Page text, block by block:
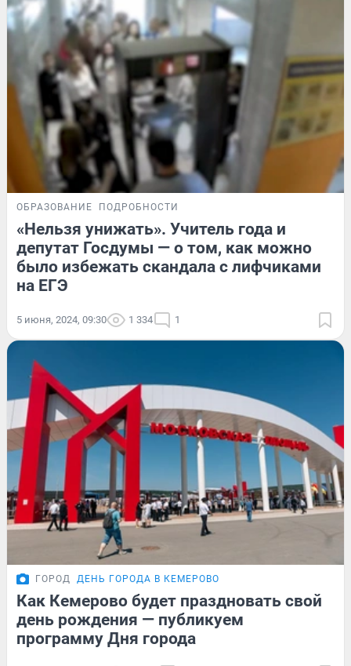
ОБРАЗОВАНИЕ ПОДРОБНОСТИ
«Нельзя унижать». Учитель года и
депутат Госдумы — о том, как можно
было избежать скандала с лифчиками
на ЕГЭ
5 июня, 2024, 09:30 1 334 1
ГОРОД ДЕНЬ ГОРОДА В КЕМЕРОВО
Как Кемерово будет праздновать свой
день рождения — публикуем
программу Дня города